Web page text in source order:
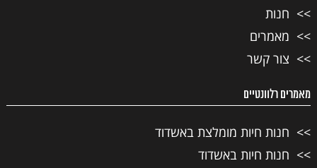
חנות
מאמרים
צור קשר
מאמרים רלוונטיים
חנות חיות מומלצת באשדוד
חנות חיות באשדוד